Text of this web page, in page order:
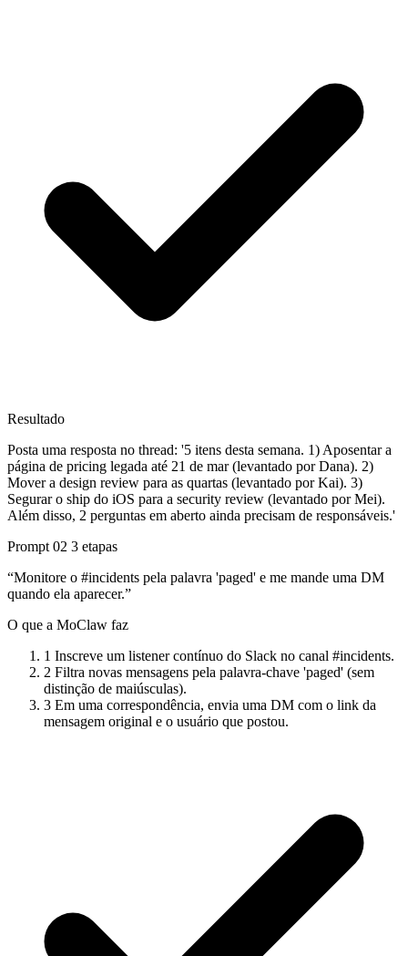
Resultado
Posta uma resposta no thread: '5 itens desta semana. 1) Aposentar a
página de pricing legada até 21 de mar (levantado por Dana). 2)
Mover a design review para as quartas (levantado por Kai). 3)
Segurar o ship do iOS para a security review (levantado por Mei).
Além disso, 2 perguntas em aberto ainda precisam de responsáveis.'
Prompt 02 3 etapas
“Monitore o #incidents pela palavra 'paged' e me mande uma DM
quando ela aparecer.”
O que a MoClaw faz
1 Inscreve um listener contínuo do Slack no canal #incidents.
2 Filtra novas mensagens pela palavra-chave 'paged' (sem
distinção de maiúsculas).
3 Em uma correspondência, envia uma DM com o link da
mensagem original e o usuário que postou.